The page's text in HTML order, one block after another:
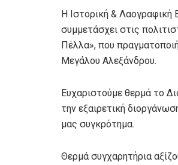
Η Ιστορική & Λαογραφική
συμμετάσχει στις
Πέλλα», που
Μεγάλου Αλεξάνδρου.
Ευχαριστούμε θερμά το
την εξαιρετική
μας συγκρότημα.
Θερμά συγχαρητήρια